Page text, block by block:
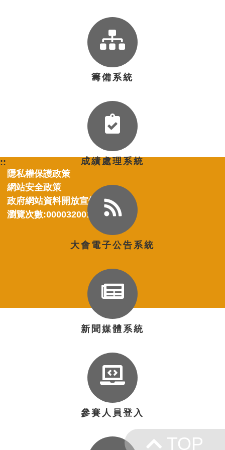
籌備系統
成績處理系統
大會電子公告系統
新聞媒體系統
參賽人員登入
TOP
::
隱私權保護政策
網站安全政策
政府網站資料開放宣告
瀏覽次數:0000320010